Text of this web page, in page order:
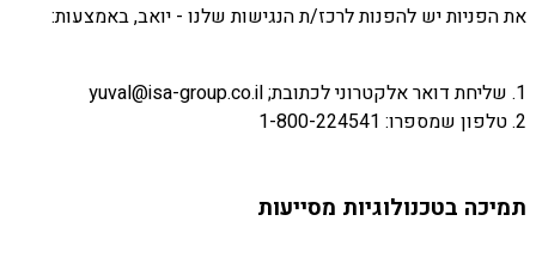
את הפניות יש להפנות לרכז/ת הנגישות שלנו - יואב, באמצעות:
1. שליחת דואר אלקטרוני לכתובת; yuval@isa-group.co.il
2. טלפון שמספרו: 1-800-224541
תמיכה בטכנולוגיות מסייעות